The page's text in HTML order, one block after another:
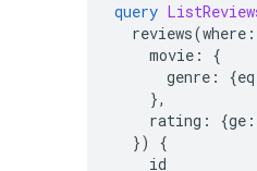
query
reviews(where :
movie :
{
genre : {eq
},
rating : {ge :
})
{
id